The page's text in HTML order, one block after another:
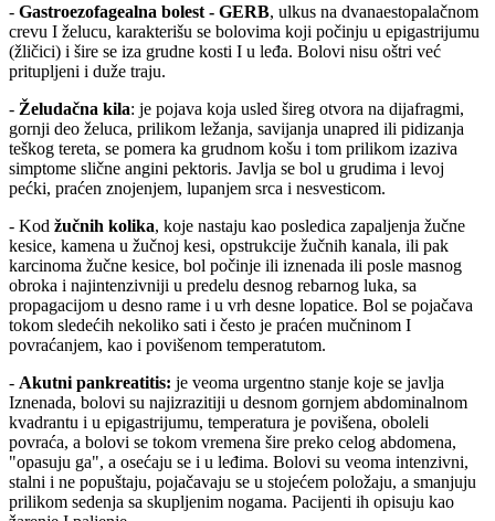
- Gastroezofagealna bolest - GERB, ulkus na dvanaestopalačnom
crevu I želucu, karakterišu se bolovima koji počinju u epigastrijumu
(žličici) i šire se iza grudne kosti I u leđa. Bolovi nisu oštri već
pritupljeni i duže traju.
- Želudačna kila: je pojava koja usled šireg otvora na dijafragmi,
gornji deo želuca, prilikom ležanja, savijanja unapred ili pidizanja
teškog tereta, se pomera ka grudnom košu i tom prilikom izaziva
simptome slične angini pektoris. Javlja se bol u grudima i levoj
pećki, praćen znojenjem, lupanjem srca i nesvesticom.
- Kod žučnih kolika, koje nastaju kao posledica zapaljenja žučne
kesice, kamena u žučnoj kesi, opstrukcije žučnih kanala, ili pak
karcinoma žučne kesice, bol počinje ili iznenada ili posle masnog
obroka i najintenzivniji u predelu desnog rebarnog luka, sa
propagacijom u desno rame i u vrh desne lopatice. Bol se pojačava
tokom sledećih nekoliko sati i često je praćen mučninom I
povraćanjem, kao i povišenom temperatutom.
- Akutni pankreatitis: je veoma urgentno stanje koje se javlja
Iznenada, bolovi su najizrazitiji u desnom gornjem abdominalnom
kvadrantu i u epigastrijumu, temperatura je povišena, oboleli
povraća, a bolovi se tokom vremena šire preko celog abdomena,
"opasuju ga", a osećaju se i u leđima. Bolovi su veoma intenzivni,
stalni i ne popuštaju, pojačavaju se u stojećem položaju, a smanjuju
prilikom sedenja sa skupljenim nogama. Pacijenti ih opisuju kao